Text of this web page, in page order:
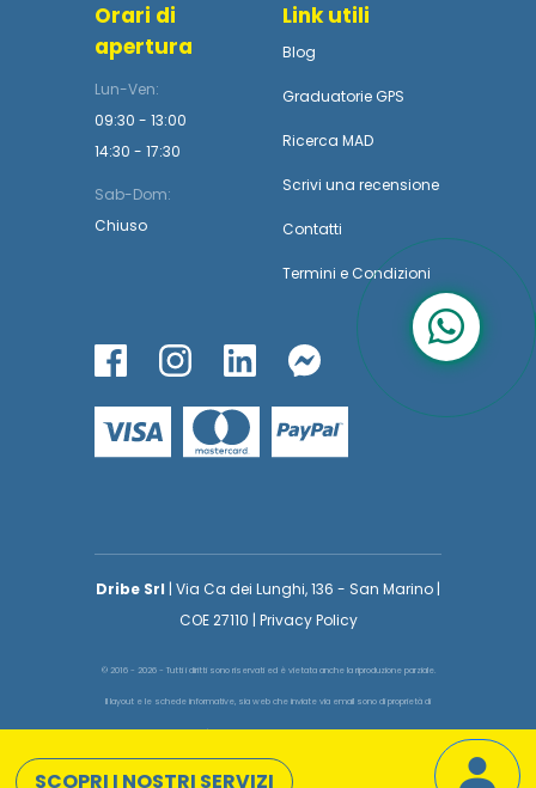
Orari di
apertura
Lun-Ven:
09:30 - 13:00
14:30 - 17:30
Sab-Dom:
Chiuso
Link utili
Blog
Graduatorie GPS
Ricerca MAD
Scrivi una recensione
Contatti
Termini e Condizioni
Dribe Srl | Via Ca dei Lunghi, 136 - San Marino |
COE 27110 | Privacy Policy
© 2016 - 2026 - Tutti i diritti sono riservati ed è vietata anche la riproduzione parziale.
Il layout e le schede informative, sia web che inviate via email sono di proprietà di
voglioinsegnare.it pertanto è fatto assoluto divieto replicare o copiare parte del layout
e dei contenuti
SCOPRI I NOSTRI SERVIZI